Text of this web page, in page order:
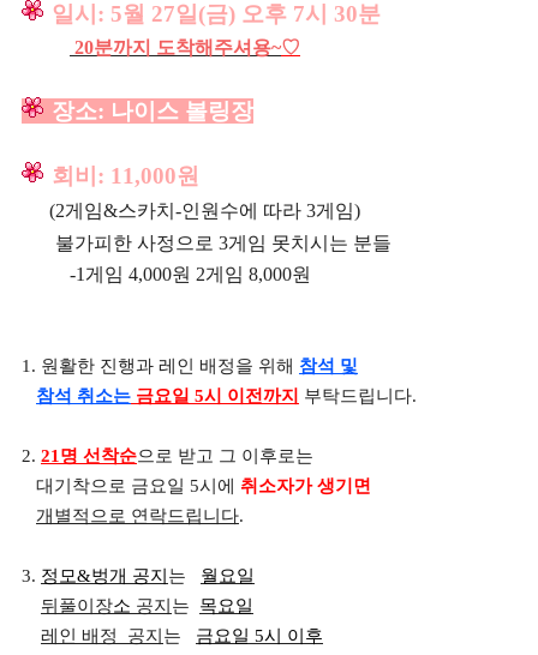
일시 : 5월 27일(금) 오후 7시 30분
20분까지 도착해주셔용~♡
장소: 나이스 볼링장
회비 : 11,000원
(2게임&스카치-인원수에 따라 3게임)
불가피한 사정으로 3게임 못치시는 분들
-1게임 4,000원 2게임 8,000원
1. 원활한 진행과 레인 배정을 위해 참석 및
참석 취소는 금요일 5시 이전까지 부탁드립니다.
2. 21명 선착순으로 받고 그 이후로는
대기착으로 금요일 5시에
취소자가 생기면
개별적으로 연락드립니다.
3. 정모&벙개 공지 는 월요일
뒤풀이장소 공지 는 목요일
레인 배정
공지 는 금요일 5시 이후